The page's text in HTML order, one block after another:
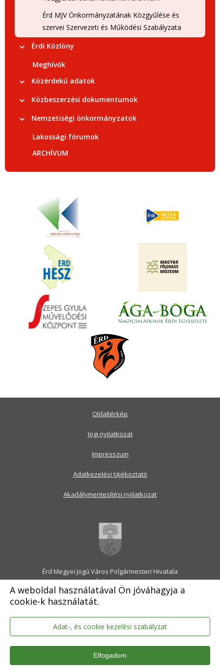
A weboldal használatával Ön jóváhagyja a
cookie-k használatát.
Adat-, és cookie kezelési szabályzat
Elfogadom
Érd MJV Önkormányzatának Közgyűlése és
szervei Szervezeti és Működési Szabályzata
Érdi Közlöny
Meghívók
Közérdekű adatok
Közbeszerzési dokumentumok
Nemzetiségi önkormányzatok
Lakossági fórumok
ARCHÍVUM
Érd Megyei Jogú Város Polgármesteri Hivatala
2030 Érd, Alsó utca 1.
Levélcím: 2031 Érd, Pf.: 31
E-mail:onkormanyzat@erd.hu
Telefonközpont:06-23-522-300
Ügyfélszolgálat:06-23-522-301
Hivatali Kapu: ERDPH
KRID szám: 707189964
Oldaltérkép
Jogi nyilatkozat
Impresszum
Adatkezelési tájékoztató
Akadálymentesítési nyilatkozat